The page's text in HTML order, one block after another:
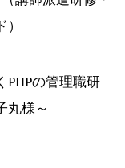
PHPの管理職研
丸様～